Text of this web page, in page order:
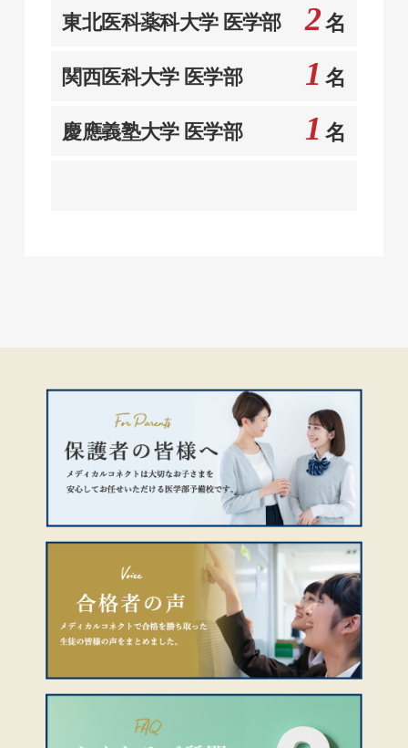
東北医科薬科大学 医学部 2名
関西医科大学 医学部 1 名
慶應義塾大学 医学部 1 名